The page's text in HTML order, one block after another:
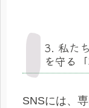
3. 私た
を守る
SNSには、